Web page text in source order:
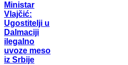
Ministar
Vlajčić:
Ugostitelji u
Dalmaciji
ilegalno
uvoze meso
iz Srbije